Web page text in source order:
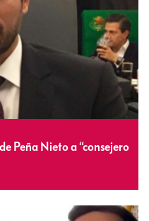
Peña Nieto a “consejero